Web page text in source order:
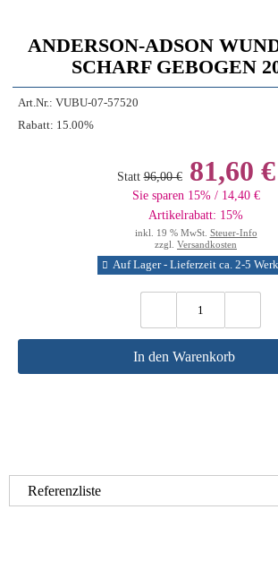
ANDERSON-ADSON
SCHARF GEBOGEN
Art.Nr.: VUBU-07-57520
Rabatt: 15.00%
Statt 96,00 €81,60 €
Sie sparen 15% / 14,40 €
Artikelrabatt: 15%
inkl. 19 % MwSt. Steuer-Info
zzgl. Versandkosten
Auf Lager - Lieferzeit ca. 2-5
In den Warenkorb
Referenzliste